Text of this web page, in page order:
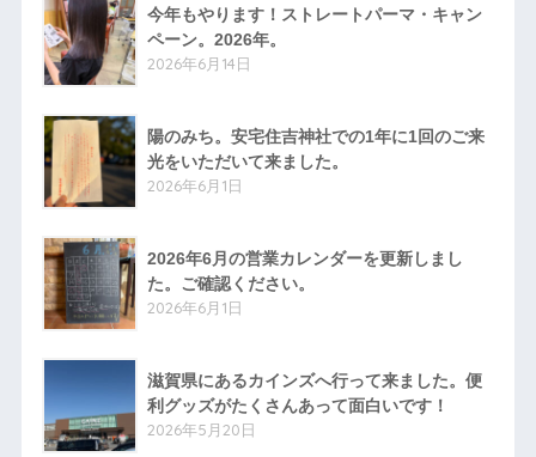
今年もやります！ストレートパーマ・キャン
ペーン。2026年。
2026年6月14日
陽のみち。安宅住吉神社での1年に1回のご来
光をいただいて来ました。
2026年6月1日
2026年6月の営業カレンダーを更新しまし
た。ご確認ください。
2026年6月1日
滋賀県にあるカインズへ行って来ました。便
利グッズがたくさんあって面白いです！
2026年5月20日